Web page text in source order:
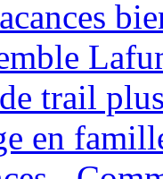
trail
en